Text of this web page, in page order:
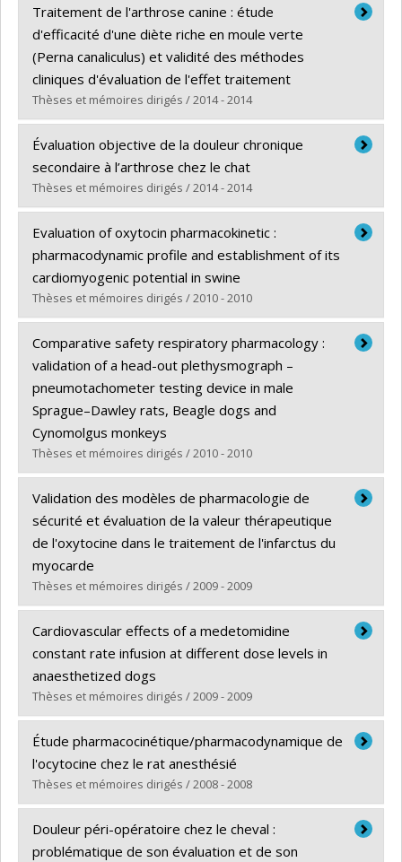
Diplômé(e) :Gervais, Julie
Cycle :Maîtrise
Diplôme obtenu : M. Sc.
Lien vers le document dans Papyrus
Traitement de l'arthrose canine : étude
d'efficacité d'une diète riche en moule verte
(Perna canaliculus) et validité des méthodes
cliniques d'évaluation de l'effet traitement
Thèses et mémoires dirigés / 2014 - 2014
Diplômé(e) :Bichot, Sylvain
Cycle :Maîtrise
Diplôme obtenu :M. Sc.
Lien vers le document dans Papyrus
Évaluation objective de la douleur chronique
secondaire à l’arthrose chez le chat
Thèses et mémoires dirigés / 2014 - 2014
Diplômé(e) :Guillot, Martin
Cycle :Doctorat
Diplôme obtenu :Ph. D.
Lien vers le document dans Papyrus
Evaluation of oxytocin pharmacokinetic :
pharmacodynamic profile and establishment of its
cardiomyogenic potential in swine
Thèses et mémoires dirigés / 2010 - 2010
Diplômé(e) : Ybarra Navarro, Norma Thelma
Cycle :Doctorat
Diplôme obtenu :Ph. D.
Lien vers le document dans Papyrus
Comparative safety respiratory pharmacology :
validation of a head-out plethysmograph –
pneumotachometer testing device in male
Sprague–Dawley rats, Beagle dogs and
Cynomolgus monkeys
Thèses et mémoires dirigés / 2010 - 2010
Diplômé(e) :S.Legaspi, Margarita
Cycle :Maîtrise
Diplôme obtenu :M. Sc.
Lien vers le document dans Papyrus
Validation des modèles de pharmacologie de
sécurité et évaluation de la valeur thérapeutique
de l'oxytocine dans le traitement de l'infarctus du
myocarde
Thèses et mémoires dirigés / 2009 - 2009
Diplômé(e) :Authier, Simon
Cycle :Doctorat
Diplôme obtenu :Ph. D.
Lien vers le document dans Papyrus
Cardiovascular effects of a medetomidine
constant rate infusion at different dose levels in
anaesthetized dogs
Thèses et mémoires dirigés / 2009 - 2009
Diplômé(e) :Kaartinen, Johanna
Cycle :Maîtrise
Diplôme obtenu :M. Sc.
Lien vers le document dans Papyrus
Étude pharmacocinétique/pharmacodynamique de
l'ocytocine chez le rat anesthésié
Thèses et mémoires dirigés / 2008 - 2008
Diplômé(e) :Morin, Valérie
Cycle :Maîtrise
Douleur péri-opératoire chez le cheval :
problématique de son évaluation et de son